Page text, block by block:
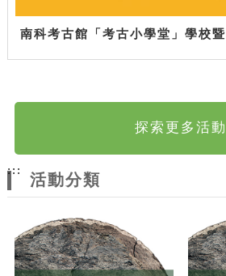
南科考古館「考古小學堂」學校
探索更多活動
:::
活動分類